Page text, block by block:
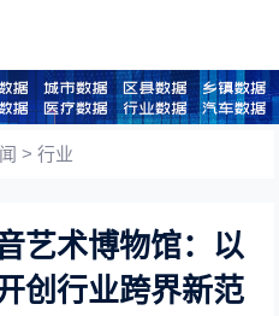
>行业
艺术博物馆：以
创行业跨界新范